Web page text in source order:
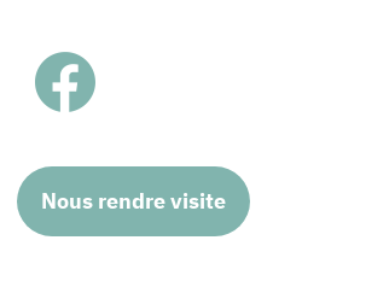
Nous rendre visite